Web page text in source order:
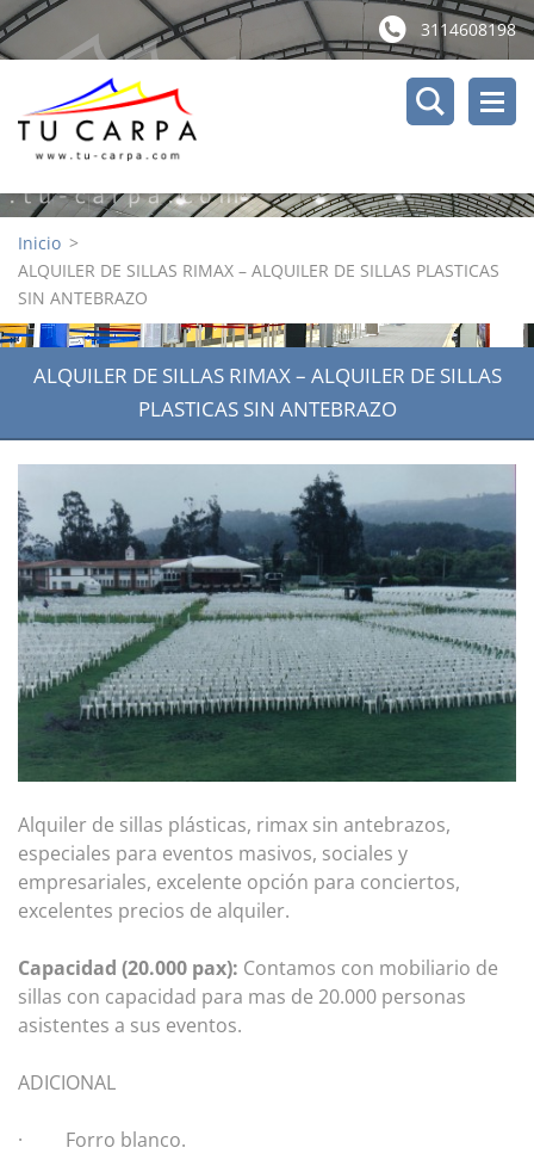
3114608198
Inicio >
ALQUILER DE SILLAS RIMAX – ALQUILER DE SILLAS PLASTICAS
SIN ANTEBRAZO
ALQUILER DE SILLAS RIMAX – ALQUILER DE SILLAS
PLASTICAS SIN ANTEBRAZO
Alquiler de sillas plásticas, rimax sin antebrazos,
especiales para eventos masivos, sociales y
empresariales, excelente opción para conciertos,
excelentes precios de alquiler.
Capacidad (20.000 pax): Contamos con mobiliario de
sillas con capacidad para mas de 20.000 personas
asistentes a sus eventos.
ADICIONAL
· Forro blanco.